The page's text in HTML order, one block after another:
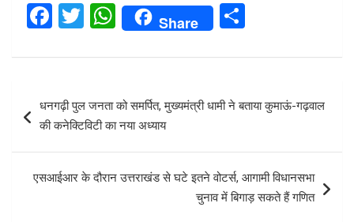
F
ce
b
o
k
T
tt
W
at
s
A
p
Share
ar
navigation
धनगढ़ी पुल जनता को समर्पित, मुख्यमंत्री धामी ने बताया कुमाऊं-गढ़वाल
की कनेक्टिविटी का नया अध्याय
एसआईआर के दौरान उत्तराखंड से घटे इतने वोटर्स, आगामी विधानसभा
चुनाव में बिगाड़ सकते हैं गणित